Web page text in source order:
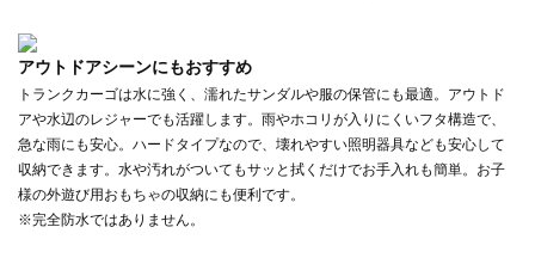
アウトドアシーンにもおすすめ
トランクカーゴは水に強く、濡れたサンダルや服の保管にも最適。アウトド
アや水辺のレジャーでも活躍します。雨やホコリが入りにくいフタ構造で、
急な雨にも安心。ハードタイプなので、壊れやすい照明器具なども安心して
収納できます。水や汚れがついてもサッと拭くだけでお手入れも簡単。お子
様の外遊び用おもちゃの収納にも便利です。
※完全防水ではありません。